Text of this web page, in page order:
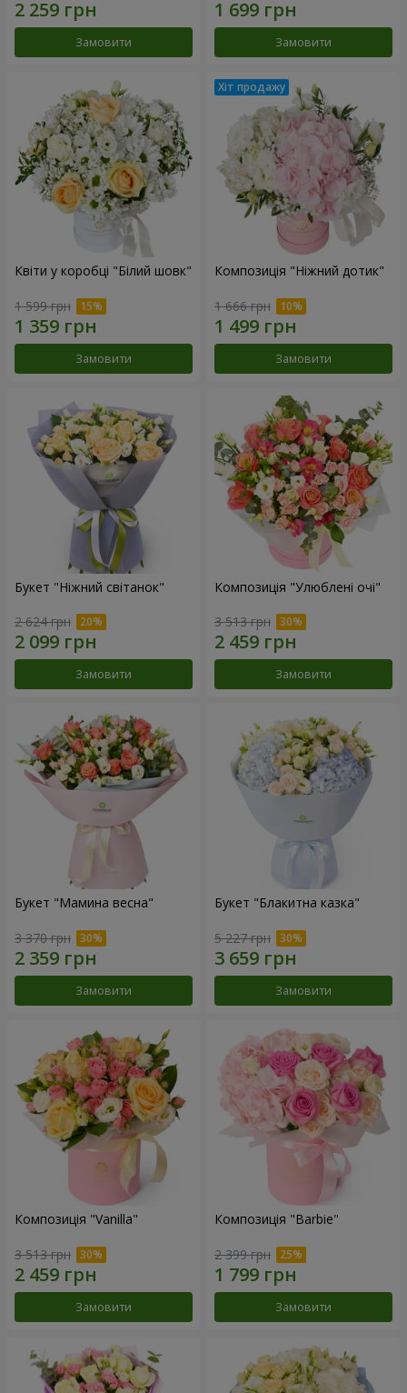
Замовити Замовити
Квіти у коробці "Білий шовк"
1 599 грн
Замовити
Композиція "Ніжний дотик"
1 666 грн
Замовити
Букет "Ніжний світанок"
2 624 грн
Замовити
Композиція "Улюблені очі"
3 513 грн
Замовити
Букет "Мамина весна"
3 370 грн
Замовити
Букет "Блакитна казка"
5 227 грн
Замовити
Композиція "Vanilla"
3 513 грн
Замовити
Композиція "Barbie"
2 399 грн
Замовити